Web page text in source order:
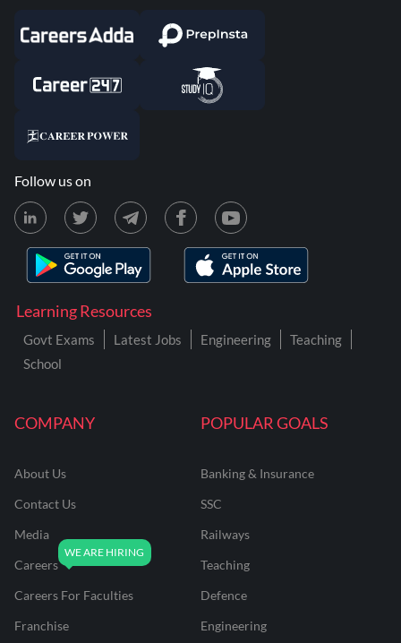
COMPANY
About Us
Contact Us
Media
Careers
Careers For Faculties
Franchise
POPULAR GOALS
Banking & Insurance
SSC
Railways
Teaching
Defence
Engineering
Learning Resources
Govt Exams Latest Jobs Engineering
Teaching
School
Follow us on